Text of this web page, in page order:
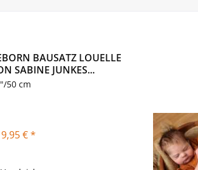
BAUSATZ LOUELLE
SABINE JUNKES...
50 cm
€ *